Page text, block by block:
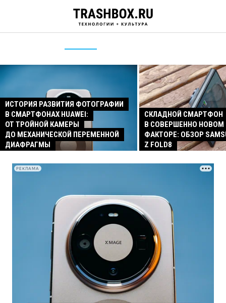
ИСТОРИЯ РАЗВИТИЯ ФОТОГРАФИИ
В СМАРТФОНАХ HUAWEI:
ОТ ТРОЙНОЙ КАМЕРЫ
ДО МЕХАНИЧЕСКОЙ ПЕРЕМЕННОЙ
ДИАФРАГМЫ
СКЛАДНОЙ СМАРТФОН
В СОВЕРШЕННО
ФАКТОРЕ: ОБЗОР
Z FOLD8
РЕКЛАМА